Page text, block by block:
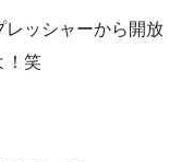
レッシャーから開放
！笑